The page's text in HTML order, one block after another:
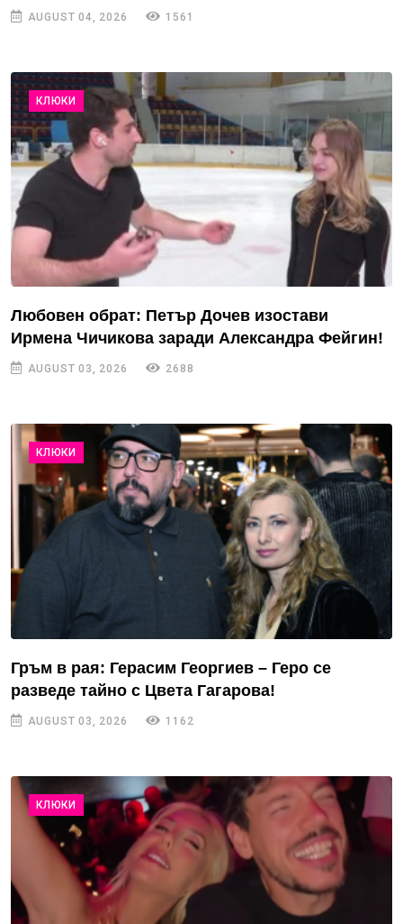
AUGUST 04, 2026 1561
КЛЮКИ
Любовен обрат: Петър Дочев изостави
Ирмена Чичикова заради Александра Фейгин!
AUGUST 03, 2026 2688
КЛЮКИ
Гръм в рая: Герасим Георгиев – Геро се
разведе тайно с Цвета Гагарова!
AUGUST 03, 2026 1162
КЛЮКИ